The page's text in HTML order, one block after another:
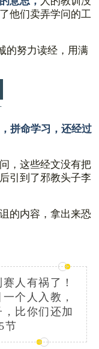
他们卖弄学问的工
的努力读经，用满
拼命学习，还经过
，这些经文没有把
引到了邪教头子李
的内容，拿出来恐
人有祸了！
个人入教，
比你们还加
节